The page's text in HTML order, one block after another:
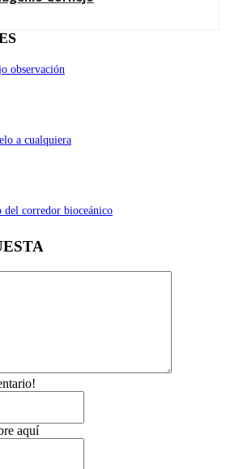
observación
a cualquiera
del corredor bioceánico
aquí